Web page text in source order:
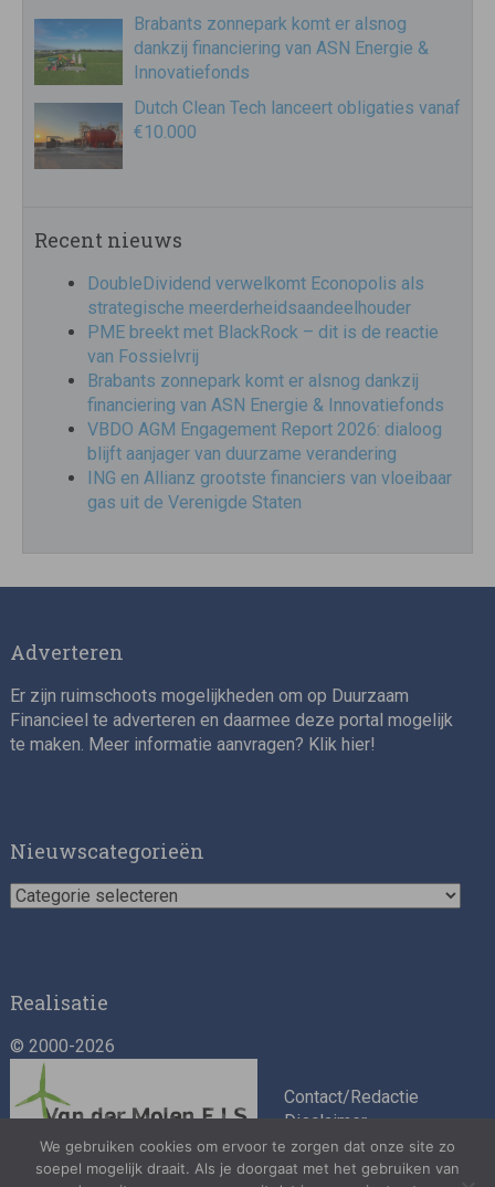
Brabants zonnepark komt er alsnog
dankzij financiering van ASN Energie &
Innovatiefonds
Dutch Clean Tech lanceert obligaties vanaf
€10.000
Recent nieuws
DoubleDividend verwelkomt Econopolis als
strategische meerderheidsaandeelhouder
PME breekt met BlackRock – dit is de reactie
van Fossielvrij
Brabants zonnepark komt er alsnog dankzij
financiering van ASN Energie & Innovatiefonds
VBDO AGM Engagement Report 2026: dialoog
blijft aanjager van duurzame verandering
ING en Allianz grootste financiers van vloeibaar
gas uit de Verenigde Staten
Adverteren
Er zijn ruimschoots mogelijkheden om op Duurzaam
Financieel te adverteren en daarmee deze portal mogelijk
te maken. Meer informatie aanvragen? Klik hier!
Nieuwscategorieën
Nieuwscategorieën
Realisatie
© 2000-2026
Contact/Redactie
Disclaimer
Algemene
voorwaarden
We gebruiken cookies om ervoor te zorgen dat onze site zo
soepel mogelijk draait. Als je doorgaat met het gebruiken van